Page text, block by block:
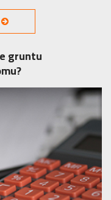
gruntu